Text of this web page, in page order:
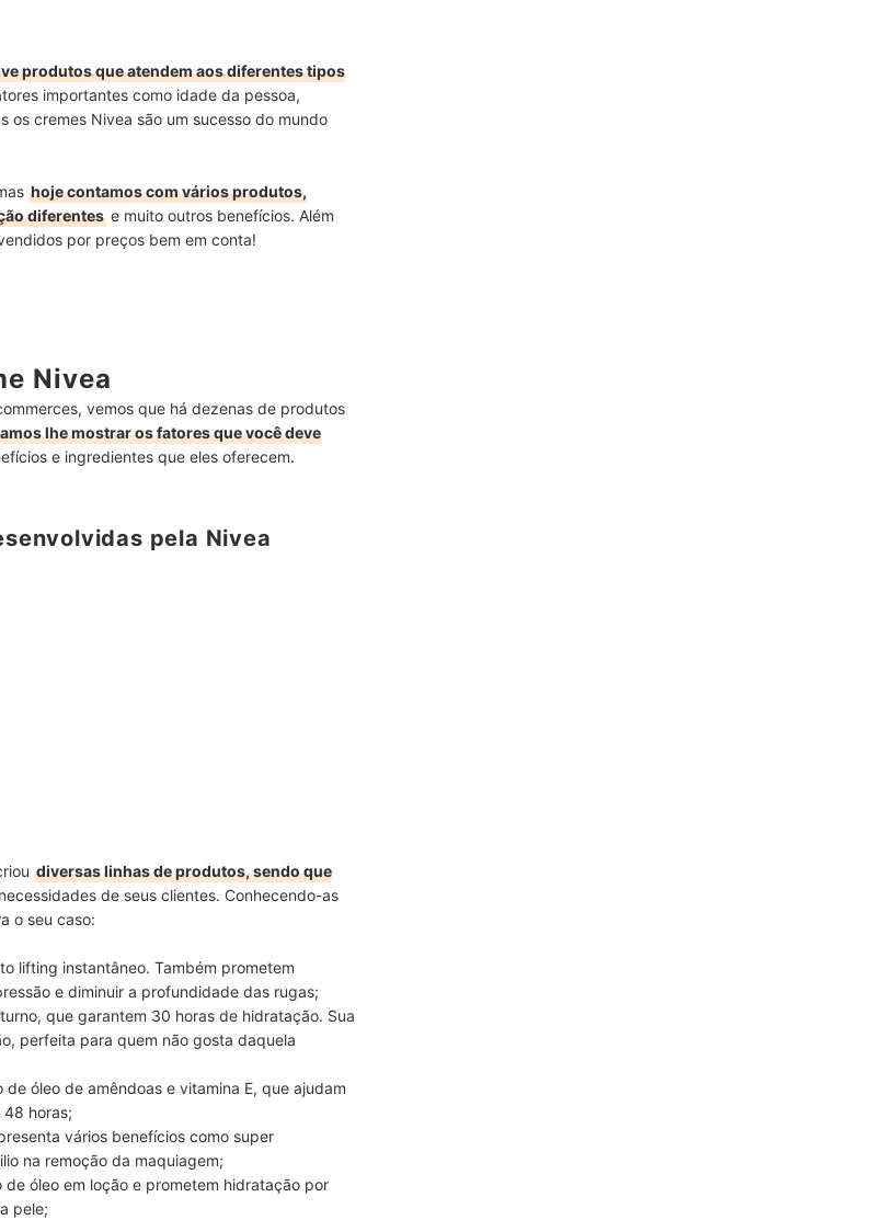
produtos que atendem aos diferentes tipos
importantes como idade da pessoa,
os cremes Nivea são um sucesso do mundo
hoje contamos com vários produtos,
diferentes e muito outros benefícios. Além
por preços bem em conta!
Nivea
vemos que há dezenas de produtos
lhe mostrar os fatores que você deve
e ingredientes que eles oferecem.
pela Nivea
diversas linhas de produtos, sendo que
de seus clientes. Conhecendo-as
o seu caso:
lifting instantâneo. Também prometem
e diminuir a profundidade das rugas;
que garantem 30 horas de hidratação. Sua
perfeita para quem não gosta daquela
óleo de amêndoas e vitamina E, que ajudam
horas;
vários benefícios como super
na remoção da maquiagem;
óleo em loção e prometem hidratação por
pele;